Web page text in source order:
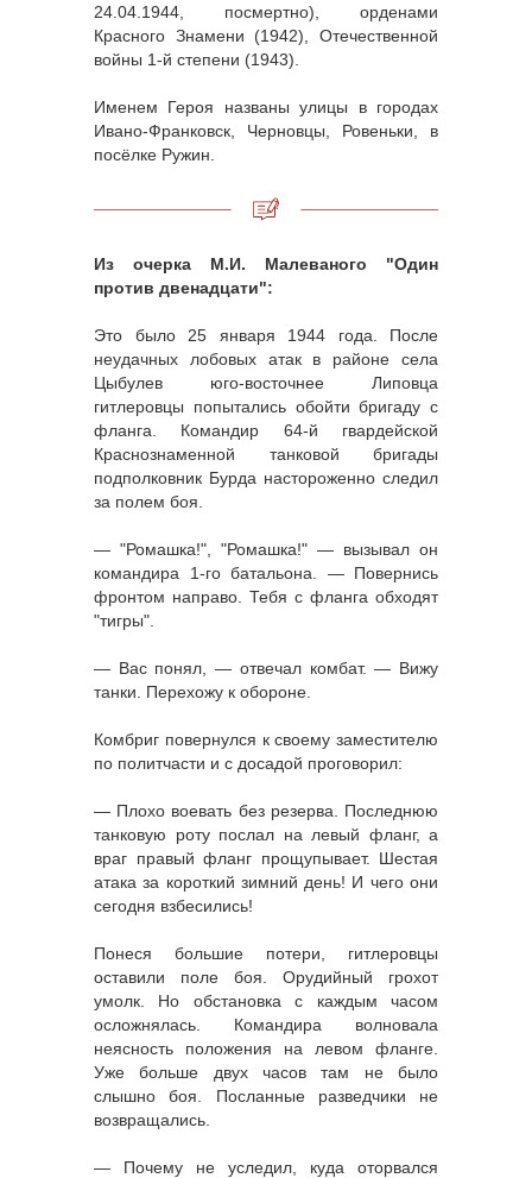
24.04.1944, посмертно), орденами
Красного Знамени (1942), Отечественной
войны 1-й степени (1943).
Именем Героя названы улицы в городах
Ивано-Франковск, Черновцы, Ровеньки, в
посёлке Ружин.
Из очерка М.И. Малеваного "Один
против двенадцати":
Это было 25 января 1944 года. После
неудачных лобовых атак в районе села
Цыбулев юго-восточнее Липовца
гитлеровцы попытались обойти бригаду с
фланга. Командир 64-й гвардейской
Краснознаменной танковой бригады
подполковник Бурда настороженно следил
за полем боя.
— "Ромашка!", "Ромашка!" — вызывал он
командира 1-го батальона. — Повернись
фронтом направо. Тебя с фланга обходят
"тигры".
— Вас понял, — отвечал комбат. — Вижу
танки. Перехожу к обороне.
Комбриг повернулся к своему заместителю
по политчасти и с досадой проговорил:
— Плохо воевать без резерва. Последнюю
танковую роту послал на левый фланг, а
враг правый фланг прощупывает. Шестая
атака за короткий зимний день! И чего они
сегодня взбесились!
Понеся большие потери, гитлеровцы
оставили поле боя. Орудийный грохот
умолк. Но обстановка с каждым часом
осложнялась. Командира волновала
неясность положения на левом фланге.
Уже больше двух часов там не было
слышно боя. Посланные разведчики не
возвращались.
— Почему не уследил, куда оторвался